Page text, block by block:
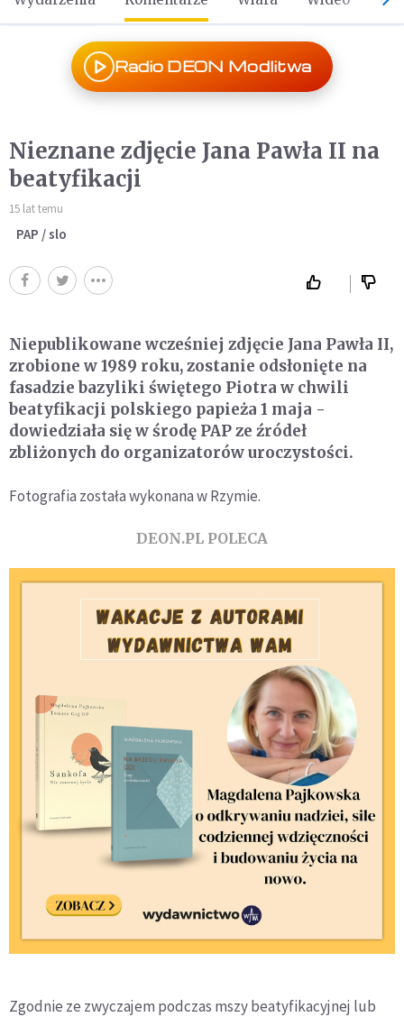
Radio DEON Modlitwa
Nieznane zdjęcie Jana Pawła II na
beatyfikacji
15 lat temu
PAP / slo
Niepublikowane wcześniej zdjęcie Jana Pawła II,
zrobione w 1989 roku, zostanie odsłonięte na
fasadzie bazyliki świętego Piotra w chwili
beatyfikacji polskiego papieża 1 maja -
dowiedziała się w środę PAP ze źródeł
zbliżonych do organizatorów uroczystości.
Fotografia została wykonana w Rzymie.
DEON.PL POLECA
Zgodnie ze zwyczajem podczas mszy beatyfikacyjnej lub